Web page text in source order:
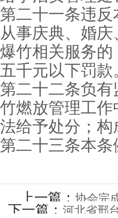
第二十一条违
从事庆典、婚
爆竹相关服务
五千元以下罚款
第二十二条负
竹燃放管理工
法给予处分；
第二十三条本条
上一篇： 协会完
下一篇： 河北省邢